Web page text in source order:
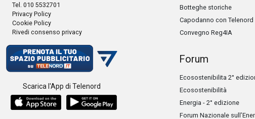
Tel. 010 5532701
Privacy Policy
Cookie Policy
Rivedi consenso privacy
Scarica l'App di Telenord
Botteghe storiche
Capodanno con Telenord
Convegno Reg4IA
Forum
Ecosostenibilita 2°
Ecosostenibilità
Energia - 2° edizione
Forum Nazionale